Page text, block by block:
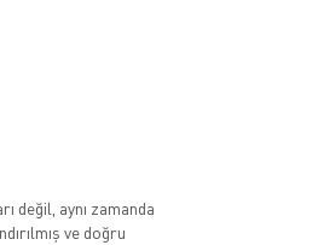
değil, aynı zamanda
ve doğru